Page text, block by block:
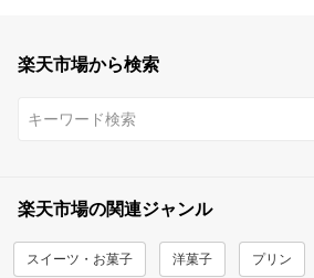
楽天市場から検索
楽天市場の関連ジャンル
スイーツ・お菓子 洋菓子 プリン